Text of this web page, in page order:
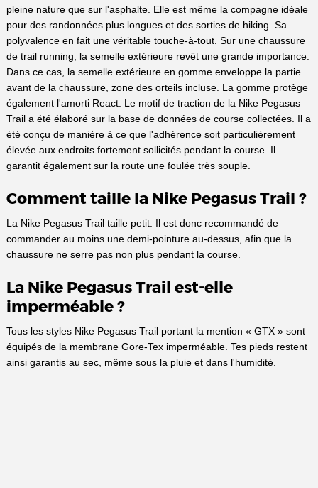
pleine nature que sur l'asphalte. Elle est même la compagne idéale
pour des randonnées plus longues et des sorties de hiking. Sa
polyvalence en fait une véritable touche-à-tout. Sur une chaussure
de trail running, la semelle extérieure revêt une grande importance.
Dans ce cas, la semelle extérieure en gomme enveloppe la partie
avant de la chaussure, zone des orteils incluse. La gomme protège
également l'amorti React. Le motif de traction de la Nike Pegasus
Trail a été élaboré sur la base de données de course collectées. Il a
été conçu de manière à ce que l'adhérence soit particulièrement
élevée aux endroits fortement sollicités pendant la course. Il
garantit également sur la route une foulée très souple.
Comment taille la Nike Pegasus Trail ?
La Nike Pegasus Trail taille petit. Il est donc recommandé de
commander au moins une demi-pointure au-dessus, afin que la
chaussure ne serre pas non plus pendant la course.
La Nike Pegasus Trail est-elle
imperméable ?
Tous les styles Nike Pegasus Trail portant la mention « GTX » sont
équipés de la membrane Gore-Tex imperméable. Tes pieds restent
ainsi garantis au sec, même sous la pluie et dans l'humidité.